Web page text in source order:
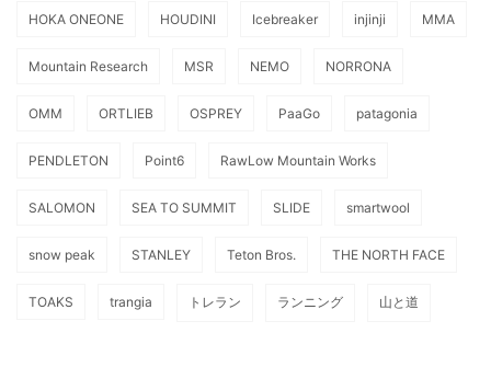
HOKA ONEONE HOUDINI Icebreaker injinji MMA
Mountain Research MSR NEMO NORRONA
OMM ORTLIEB OSPREY PaaGo patagonia
PENDLETON Point6 RawLow Mountain Works
SALOMON SEA TO SUMMIT SLIDE smartwool
snow peak STANLEY Teton Bros. THE NORTH FACE
TOAKS trangia トレラン ランニング 山と道